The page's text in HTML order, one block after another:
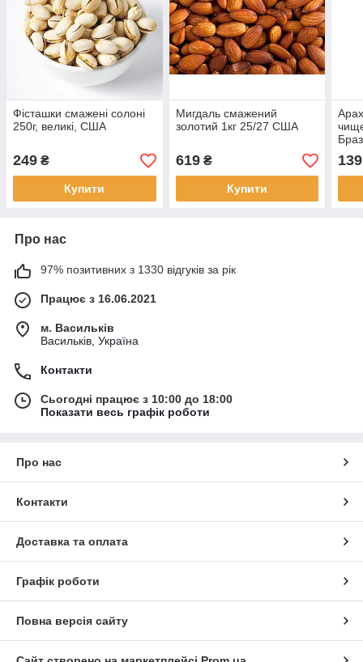
Фісташки смажені солоні
250г, великі, США
249 ₴
Купити
Мигдаль смажений
золотий 1кг 25/27 США
619₴
Купити
139
Про нас
97% позитивних з 1330 відгуків за рік
Працює з 16.06.2021
м. Васильків
Васильків, Україна
Контакти
Сьогодні працює з 10:00 до 18:00
Показати весь графік роботи
Про нас
Контакти
Доставка та оплата
Графік роботи
Повна версія сайту